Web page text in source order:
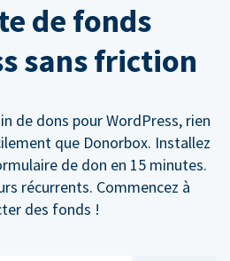
de fonds
sans friction
de dons pour WordPress, rien
que Donorbox. Installez
de don en 15 minutes.
récurrents. Commencez à
des fonds !